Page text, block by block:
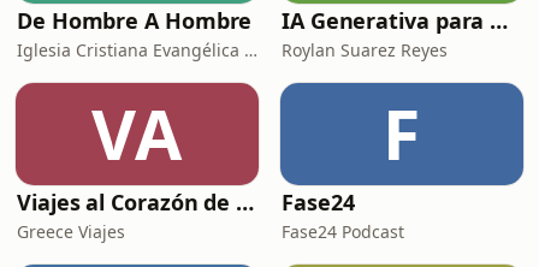
De Hombre A Hombre
Iglesia Cristiana Evangélica de Chamartín
IA Generativa para No Techs
Roylan Suarez Reyes
VA
Viajes al Corazón de la Historia
Greece Viajes
F
Fase24
Fase24 Podcast